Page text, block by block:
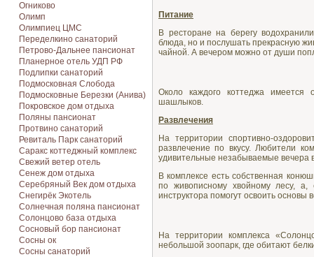
Огниково
Олимп
Олимпиец ЦМС
Переделкино санаторий
Петрово-Дальнее пансионат
Планерное отель УДП РФ
Подлипки санаторий
Подмосковная Cлобода
Подмосковные Березки (Анива)
Покровское дом отдыха
Поляны пансионат
Протвино санаторий
Ревиталь Парк санаторий
Саракс коттеджный комплекс
Свежий ветер отель
Сенеж дом отдыха
Серебряный Век дом отдыха
Снегирёк Экотель
Солнечная поляна пансионат
Солонцово база отдыха
Сосновый бор пансионат
Сосны ок
Сосны санаторий
Питание
В ресторане на берегу
блюда, но и послушать прекрасную
чайной. А вечером можно от души
Около каждого коттеджа имеется
шашлыков.
Развлечения
На территории спортивно-
развлечение по вкусу. Любители
удивительные незабываемые вечера
В комплексе есть собственная
по живописному хвойному лесу,
инструктора помогут освоить основы
На территории комплекса
небольшой зоопарк, где обитают